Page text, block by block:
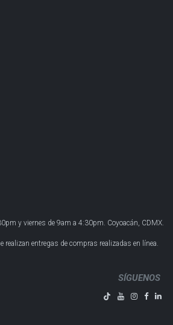
y viernes de 9am a 4:30pm. Coyoacán, CDMX.
realizan entregas de compras realizadas en línea.
SÍGUENOS